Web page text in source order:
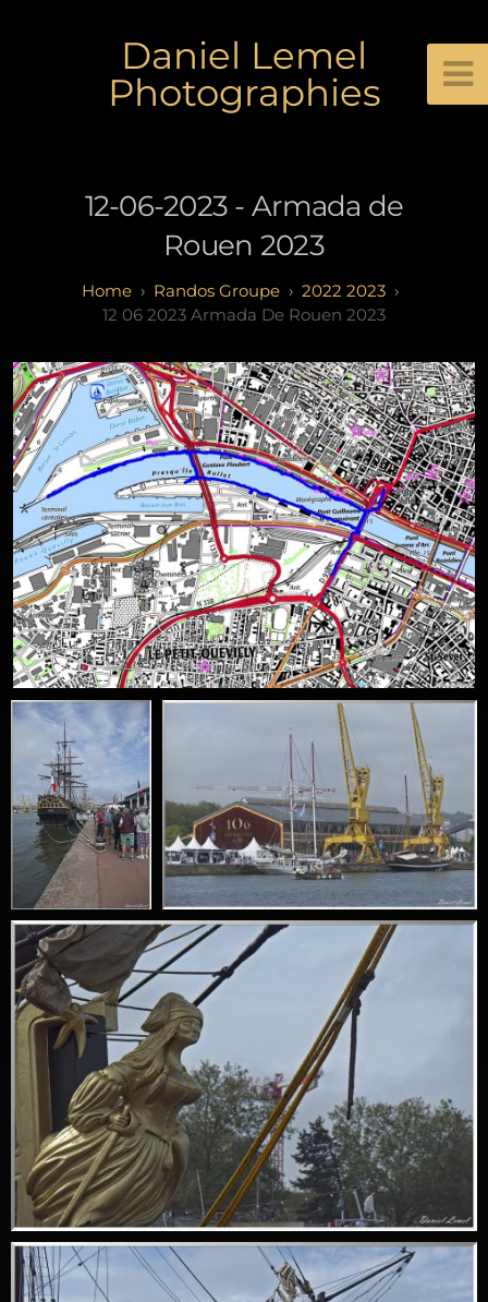
Daniel Lemel
Photographies
12-06-2023 - Armada de
Rouen 2023
Randos Groupe
2022 2023
12 06 2023 Armada De Rouen 2023